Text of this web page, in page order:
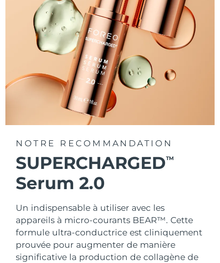
NOTRE RECOMMANDATION
SUPERCHARGEDTM
Serum 2.0
Un indispensable à utiliser avec les
appareils à micro-courants BEAR™. Cette
formule ultra-conductrice est cliniquement
prouvée pour augmenter de manière
significative la production de collagène de